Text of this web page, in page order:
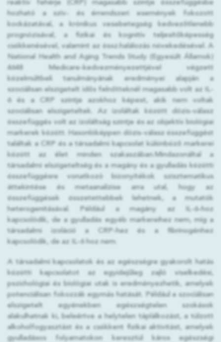
reaktív fehérje (CRP) magasabb szintje összefüggésbe
hozható a szív- és érrendszeri események fokozott
kockázatával, a krónikus vesebetegség kedvezőtlenebb
prognózisával, a fizikai és kognitív teljesítőképesség
csökkenésével, valamint az össz.halálozás növekedésével. A
National Health and Aging Trends Study (Egyesült Államok)
4648 Medicare-kedvezményezettjével végzett
közelmúltbeli tanulmányának eredményei alapján a
szociálisan elszigetelt idős felnőtteknél magasabb volt az IL-
6 és a CRP szintje azokhoz képest, akik nem voltak
szociálisan elszigeteltek. Az izoláltak között dózis-válasz
összefüggés volt az izoláltság szintje és az objektív biológiai
markerek között. Hasonlóképpen dózis-válasz összefüggést
találtak a CRP és a társadalmi kapcsolat különböző markerei
között az élet minden szakaszában.Mindazonáltal a
társadalmi elszigeteltség és a magány és a gyulladás közötti
összefüggésre vonatkozó bizonyítékok szisztematikus
áttekintése és metaanalízise arra utal, hogy az
összefüggések összetettebbek lehetnek, a mutatók
heterogenitásával. Például a magány az IL-6-hoz
kapcsolódik, de a gyulladás egyéb markereihez nem, míg a
társadalmi izoláció a CRP-hez és a fibrinogénhez
kapcsolódik, de az IL-6 hoz nem.
A társadalmi kapcsolatok és az egészségre gyakorolt hatás
közötti kapcsolatot az egyidejűleg zajló viselkedési,
pszichológiai és biológiai utak is eredményezhetik, amelyek
potenciálisan fokozzák egymás hatását. Például a szociálisan
elszigetelt egyénekben egészségtelen szokások
alakulhatnak ki, beleértve a helytelen táplálkozást, a túlzott
alkoholfogyasztást és a csökkent fizikai aktivitást, amelyek
gyulladásos folyamatokon keresztül káros egészségi